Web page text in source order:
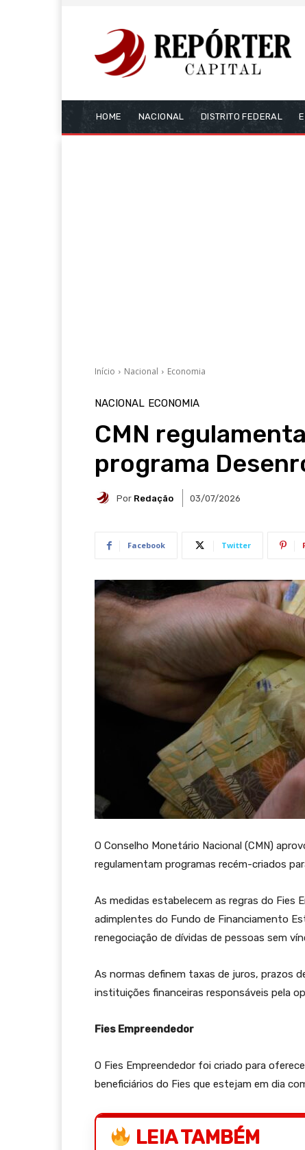
HOME NACIONAL DISTRITO FEDERAL
Início Nacional Economia
NACIONAL ECONOMIA
CMN
programa
Por Redação 03/07/2026
Facebook Twitter
O Conselho Monetário Nacional (CMN)
regulamentam programas recém-criados
As medidas estabelecem as regras do
adimplentes do Fundo de Financiamento
renegociação de dívidas de pessoas sem
As normas definem taxas de juros, prazos
instituições financeiras responsáveis pela
Fies Empreendedor
O Fies Empreendedor foi criado para
beneficiários do Fies que estejam em dia
LEIA TAMBÉM